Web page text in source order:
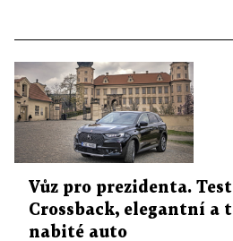
Vůz pro prezidenta.
Crossback, elegantní a
nabité auto